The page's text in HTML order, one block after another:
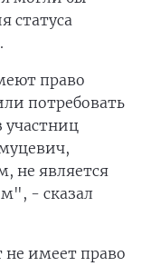
статуса
право
потребовать
участниц
не является
- сказал
не имеет право